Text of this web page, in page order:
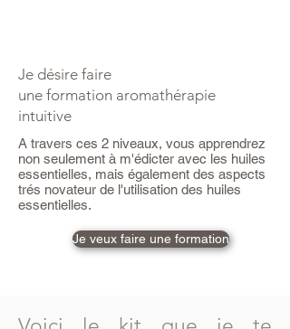
Je désire faire
une formation aromathérapie
intuitive
A travers ces 2 niveaux, vous apprendrez
non seulement à m'édicter avec les huiles
essentielles, mais également des aspects
trés novateur de l'utilisation des huiles
essentielles.
Je veux faire une formation